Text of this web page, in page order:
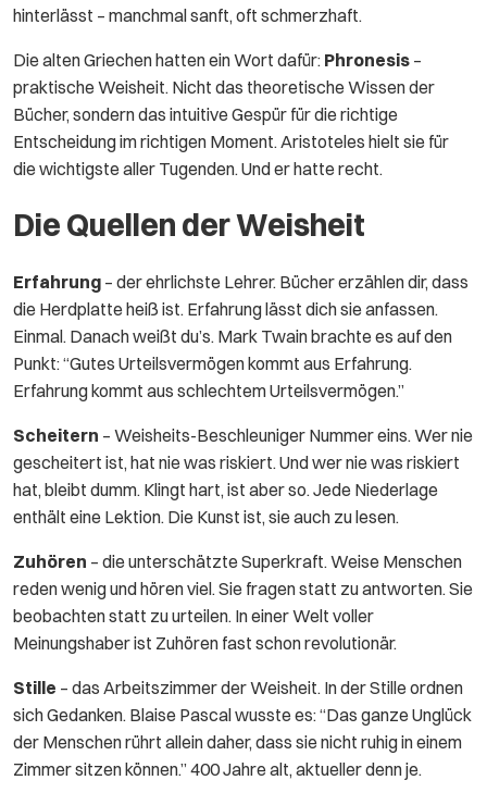
hinterlässt – manchmal sanft, oft schmerzhaft.
Die alten Griechen hatten ein Wort dafür: Phronesis –
praktische Weisheit. Nicht das theoretische Wissen der
Bücher, sondern das intuitive Gespür für die richtige
Entscheidung im richtigen Moment. Aristoteles hielt sie für
die wichtigste aller Tugenden. Und er hatte recht.
Die Quellen der Weisheit
Erfahrung – der ehrlichste Lehrer. Bücher erzählen dir, dass
die Herdplatte heiß ist. Erfahrung lässt dich sie anfassen.
Einmal. Danach weißt du’s. Mark Twain brachte es auf den
Punkt: “Gutes Urteilsvermögen kommt aus Erfahrung.
Erfahrung kommt aus schlechtem Urteilsvermögen.”
Scheitern – Weisheits-Beschleuniger Nummer eins. Wer nie
gescheitert ist, hat nie was riskiert. Und wer nie was riskiert
hat, bleibt dumm. Klingt hart, ist aber so. Jede Niederlage
enthält eine Lektion. Die Kunst ist, sie auch zu lesen.
Zuhören – die unterschätzte Superkraft. Weise Menschen
reden wenig und hören viel. Sie fragen statt zu antworten. Sie
beobachten statt zu urteilen. In einer Welt voller
Meinungshaber ist Zuhören fast schon revolutionär.
Stille – das Arbeitszimmer der Weisheit. In der Stille ordnen
sich Gedanken. Blaise Pascal wusste es: “Das ganze Unglück
der Menschen rührt allein daher, dass sie nicht ruhig in einem
Zimmer sitzen können.” 400 Jahre alt, aktueller denn je.